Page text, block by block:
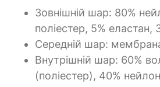
Зовнішній шар: 80%
поліестер, 5% еластан,
Середній шар:
Внутрішній шар: 60%
(поліестер), 40%